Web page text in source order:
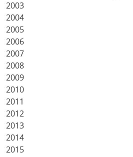
2003
2004
2005
2006
2007
2008
2009
2010
2011
2012
2013
2014
2015